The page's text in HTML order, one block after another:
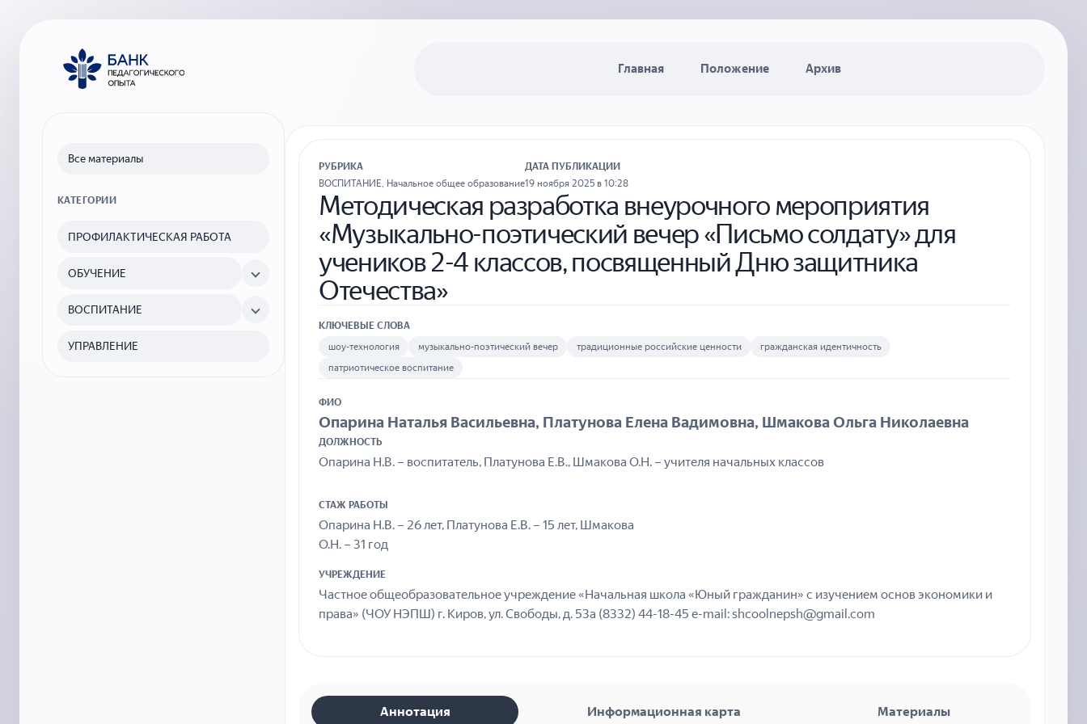
Главная Положение Архив
Все материалы
КАТЕГОРИИ
ПРОФИЛАКТИЧЕСКАЯ РАБОТА
ОБУЧЕНИЕ
ВОСПИТАНИЕ
УПРАВЛЕНИЕ
ФИО
Опарина Наталья Васильевна, Платунова Елена Вадимовна, Шмакова Ольга Николаевна
ДОЛЖНОСТЬ
Опарина Н.В. – воспитатель, Платунова Е.В., Шмакова О.Н. – учителя начальных классов
СТАЖ РАБОТЫ
Опарина Н.В. – 26 лет, Платунова Е.В. – 15 лет, Шмакова
О.Н. – 31 год
УЧРЕЖДЕНИЕ
Частное общеобразовательное учреждение «Начальная школа «Юный гражданин» с изучением основ экономики и
права» (ЧОУ НЭПШ) г. Киров, ул. Свободы, д. 53а (8332) 44-18-45 e-mail: shcoolnepsh@gmail.com
РУБРИКА
ВОСПИТАНИЕ Начальное общее образование
ДАТА ПУБЛИКАЦИИ
19 ноября 2025 в 10:28
Методическая разработка внеурочного мероприятия
«Музыкально-поэтический вечер «Письмо солдату» для
учеников 2-4 классов, посвященный Дню защитника
Отечества»
КЛЮЧЕВЫЕ СЛОВА
шоу-технология
музыкально-поэтический вечер традиционные российские ценности
гражданская идентичность
патриотическое воспитание
Аннотация Информационная карта Материалы